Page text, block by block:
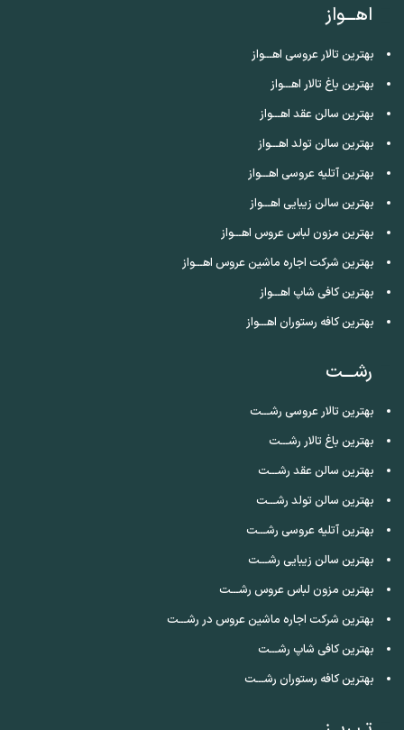
اهـــواز
بهترین تالار عروسی اهـــواز
بهترین باغ تالار اهـــواز
بهترین سالن عقد اهـــواز
بهترین سالن تولد اهـــواز
بهترین آتلیه عروسی اهـــواز
بهترین سالن زیبایی اهـــواز
بهترین مزون لباس عروس اهـــواز
بهترین شرکت اجاره ماشین عروس اهـــواز
بهترین کافی شاپ اهـــواز
بهترین کافه رستوران اهـــواز
رشـــت
بهترین تالار عروسی رشـــت
بهترین باغ تالار رشـــت
بهترین سالن عقد رشـــت
بهترین سالن تولد رشـــت
بهترین آتلیه عروسی رشـــت
بهترین سالن زیبایی رشـــت
بهترین مزون لباس عروس رشـــت
بهترین شرکت اجاره ماشین عروس در رشـــت
بهترین کافی شاپ رشـــت
بهترین کافه رستوران رشـــت